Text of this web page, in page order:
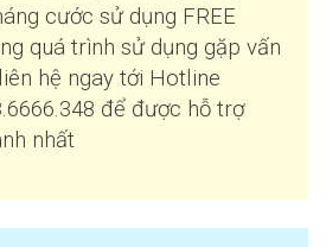
cước sử dụng FREE
quá trình sử dụng gặp vấn
hệ ngay tới Hotline
để được hỗ trợ
nhất